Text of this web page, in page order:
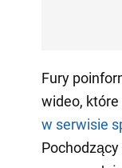
Fury
wideo, które
w serwisie